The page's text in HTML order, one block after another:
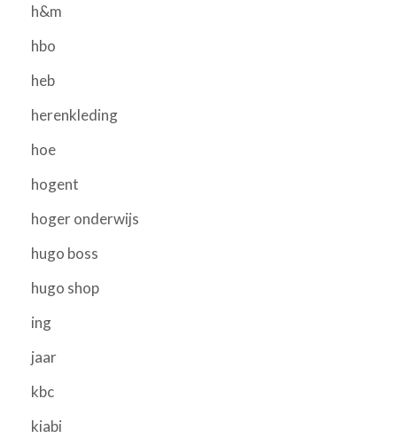
h&m
hbo
heb
herenkleding
hoe
hogent
hoger onderwijs
hugo boss
hugo shop
ing
jaar
kbc
kiabi